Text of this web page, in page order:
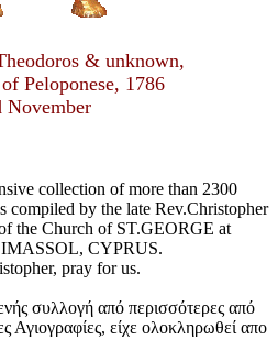
& unknown,
Peloponese, 1786
November
collection of more than 2300
compiled by the late Rev.Christopher
the Church of ST.GEORGE at
CYPRUS.
pray for us.
συλλογή από περισσότερες από
Αγιογραφίες, είχε ολοκληρωθεί απο